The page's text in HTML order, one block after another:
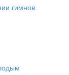
гимнов